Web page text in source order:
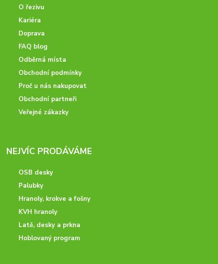
O řezivu
Kariéra
Doprava
FAQ blog
Odběrná místa
Obchodní podmínky
Proč u nás nakupovat
Obchodní partneři
Veřejné zákazky
NEJVÍC PRODÁVÁME
OSB desky
Palubky
Hranoly, krokve a fošny
KVH hranoly
Latě, desky a prkna
Hoblovaný program